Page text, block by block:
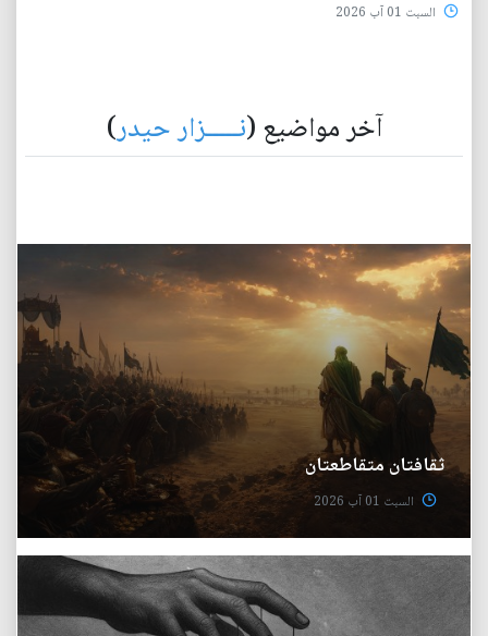
السبت 01 آب 2026
آخر مواضيع (نـــــزار حيدر)
ثقافتان متقاطعتان
السبت 01 آب 2026